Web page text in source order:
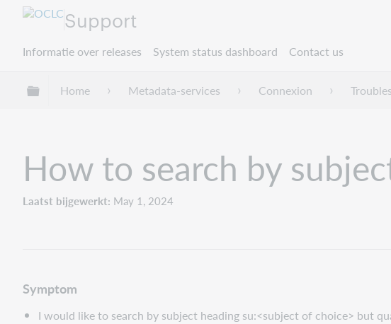
Support
Informatie over releases System status dashboard Contact us
Mondiale hiërarchie uitvouwen / samenvouwen
Home Metadata-services Connexion
How to search by
Laatst bijgewerkt May 1, 2024
Symptom
I would like to search by subject heading su:<subject of choice> but